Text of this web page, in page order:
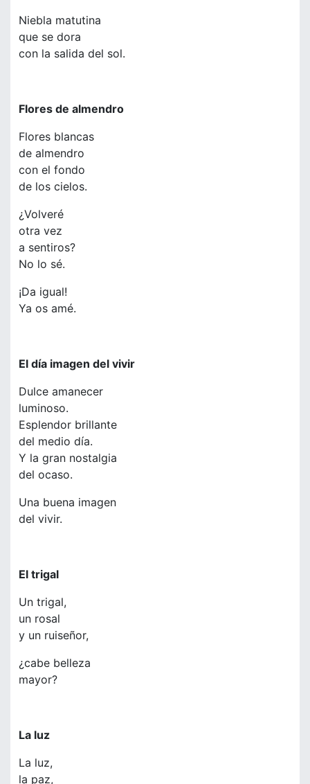
Niebla matutina
que se dora
con la salida del sol.
Flores de almendro
Flores blancas
de almendro
con el fondo
de los cielos.
¿Volveré
otra vez
a sentiros?
No lo sé.
¡Da igual!
Ya os amé.
El día imagen del vivir
Dulce amanecer
luminoso.
Esplendor brillante
del medio día.
Y la gran nostalgia
del ocaso.
Una buena imagen
del vivir.
El trigal
Un trigal,
un rosal
y un ruiseñor,
¿cabe belleza
mayor?
La luz
La luz,
la paz,